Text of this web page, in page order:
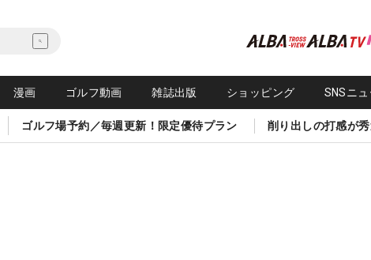
漫画 ゴルフ動画 雑誌出版 ショッピング SNSニュ
ゴルフ場予約／毎週更新！限定優待プラン 削り出しの打感が